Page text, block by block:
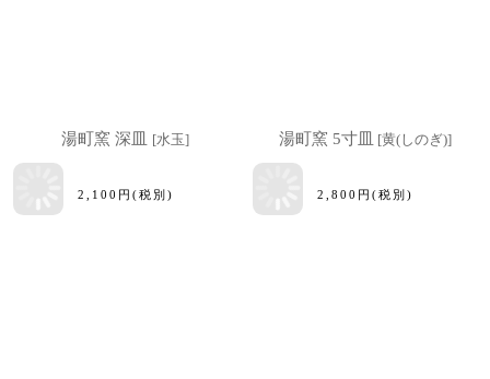
湯町窯 深皿 [水玉]
2,100 円 (税別)
湯町窯 5寸皿 [黄(しのぎ)]
2,800 円 (税別)